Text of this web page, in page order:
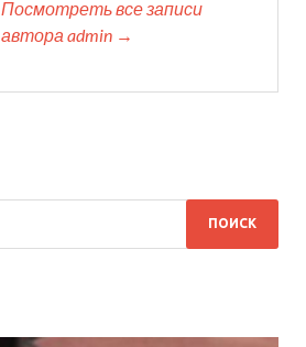
Посмотреть все записи
автора admin →